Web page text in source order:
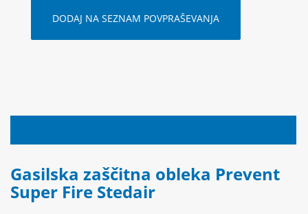
DODAJ NA SEZNAM POVPRAŠEVANJA
Gasilska zaščitna obleka Prevent
Super Fire Stedair